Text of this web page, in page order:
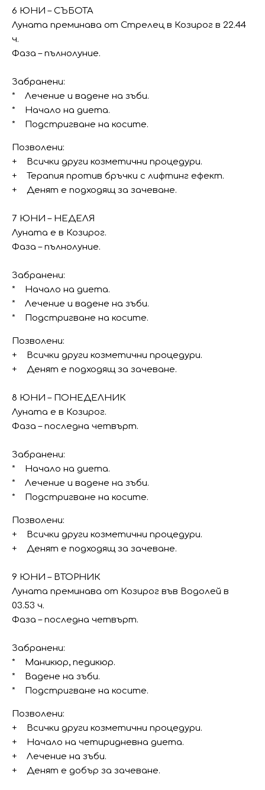
6 ЮНИ – СЪБОТА
Луната преминава от Стрелец в Козирог в 22.44
ч.
Фаза – пълнолуние.
Забранени:
* Лечение и вадене на зъби.
* Начало на диета.
* Подстригване на косите.
Позволени:
+ Всички други козметични процедури.
+ Терапия против бръчки с лифтинг ефект.
+ Денят е подходящ за зачеване.
7 ЮНИ – НЕДЕЛЯ
Луната е в Козирог.
Фаза – пълнолуние.
Забранени:
* Начало на диета.
* Лечение и вадене на зъби.
* Подстригване на косите.
Позволени:
+ Всички други козметични процедури.
+ Денят е подходящ за зачеване.
8 ЮНИ – ПОНЕДЕЛНИК
Луната е в Козирог.
Фаза – последна четвърт.
Забранени:
* Начало на диета.
* Лечение и вадене на зъби.
* Подстригване на косите.
Позволени:
+ Всички други козметични процедури.
+ Денят е подходящ за зачеване.
9 ЮНИ – ВТОРНИК
Луната преминава от Козирог във Водолей в
03.53 ч.
Фаза – последна четвърт.
Забранени:
* Маникюр, педикюр.
* Вадене на зъби.
* Подстригване на косите.
Позволени:
+ Всички други козметични процедури.
+ Начало на четиридневна диета.
+ Лечение на зъби.
+ Денят е добър за зачеване.